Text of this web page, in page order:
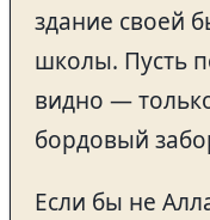
здание своей
школы. Пусть
видно —
бордовый
Если бы не